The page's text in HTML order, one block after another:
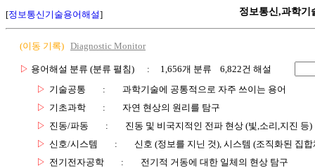
[정보통신기술용어해설] 정보통신,과학기
(이동 기록) Diagnostic Monitor
▷ 용어해설 분류 (분류 펼침)
: 1,656개 분류 6,822건 해설
▷ 기술공통 :
과학기술에 공통적으로 자주 쓰이는 용어
▷ 기초과학 :
자연 현상의 원리를 탐구
▷ 진동/파동 :
진동 및 비국지적인 전파 현상 (빛,소리,지진 등)
▷ 신호/시스템 :
신호 (정보를 지닌 것), 시스템 (조직화된 집합
▷ 전기전자공학 :
전기적 거동에 대한 일체의 현상 탐구